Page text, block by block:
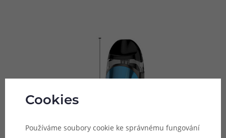
Cookies
Používáme soubory cookie ke správnému fungování